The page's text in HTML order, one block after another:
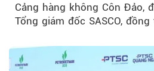
Cảng hàng không Côn Đảo,
Tổng giám đốc SASCO,